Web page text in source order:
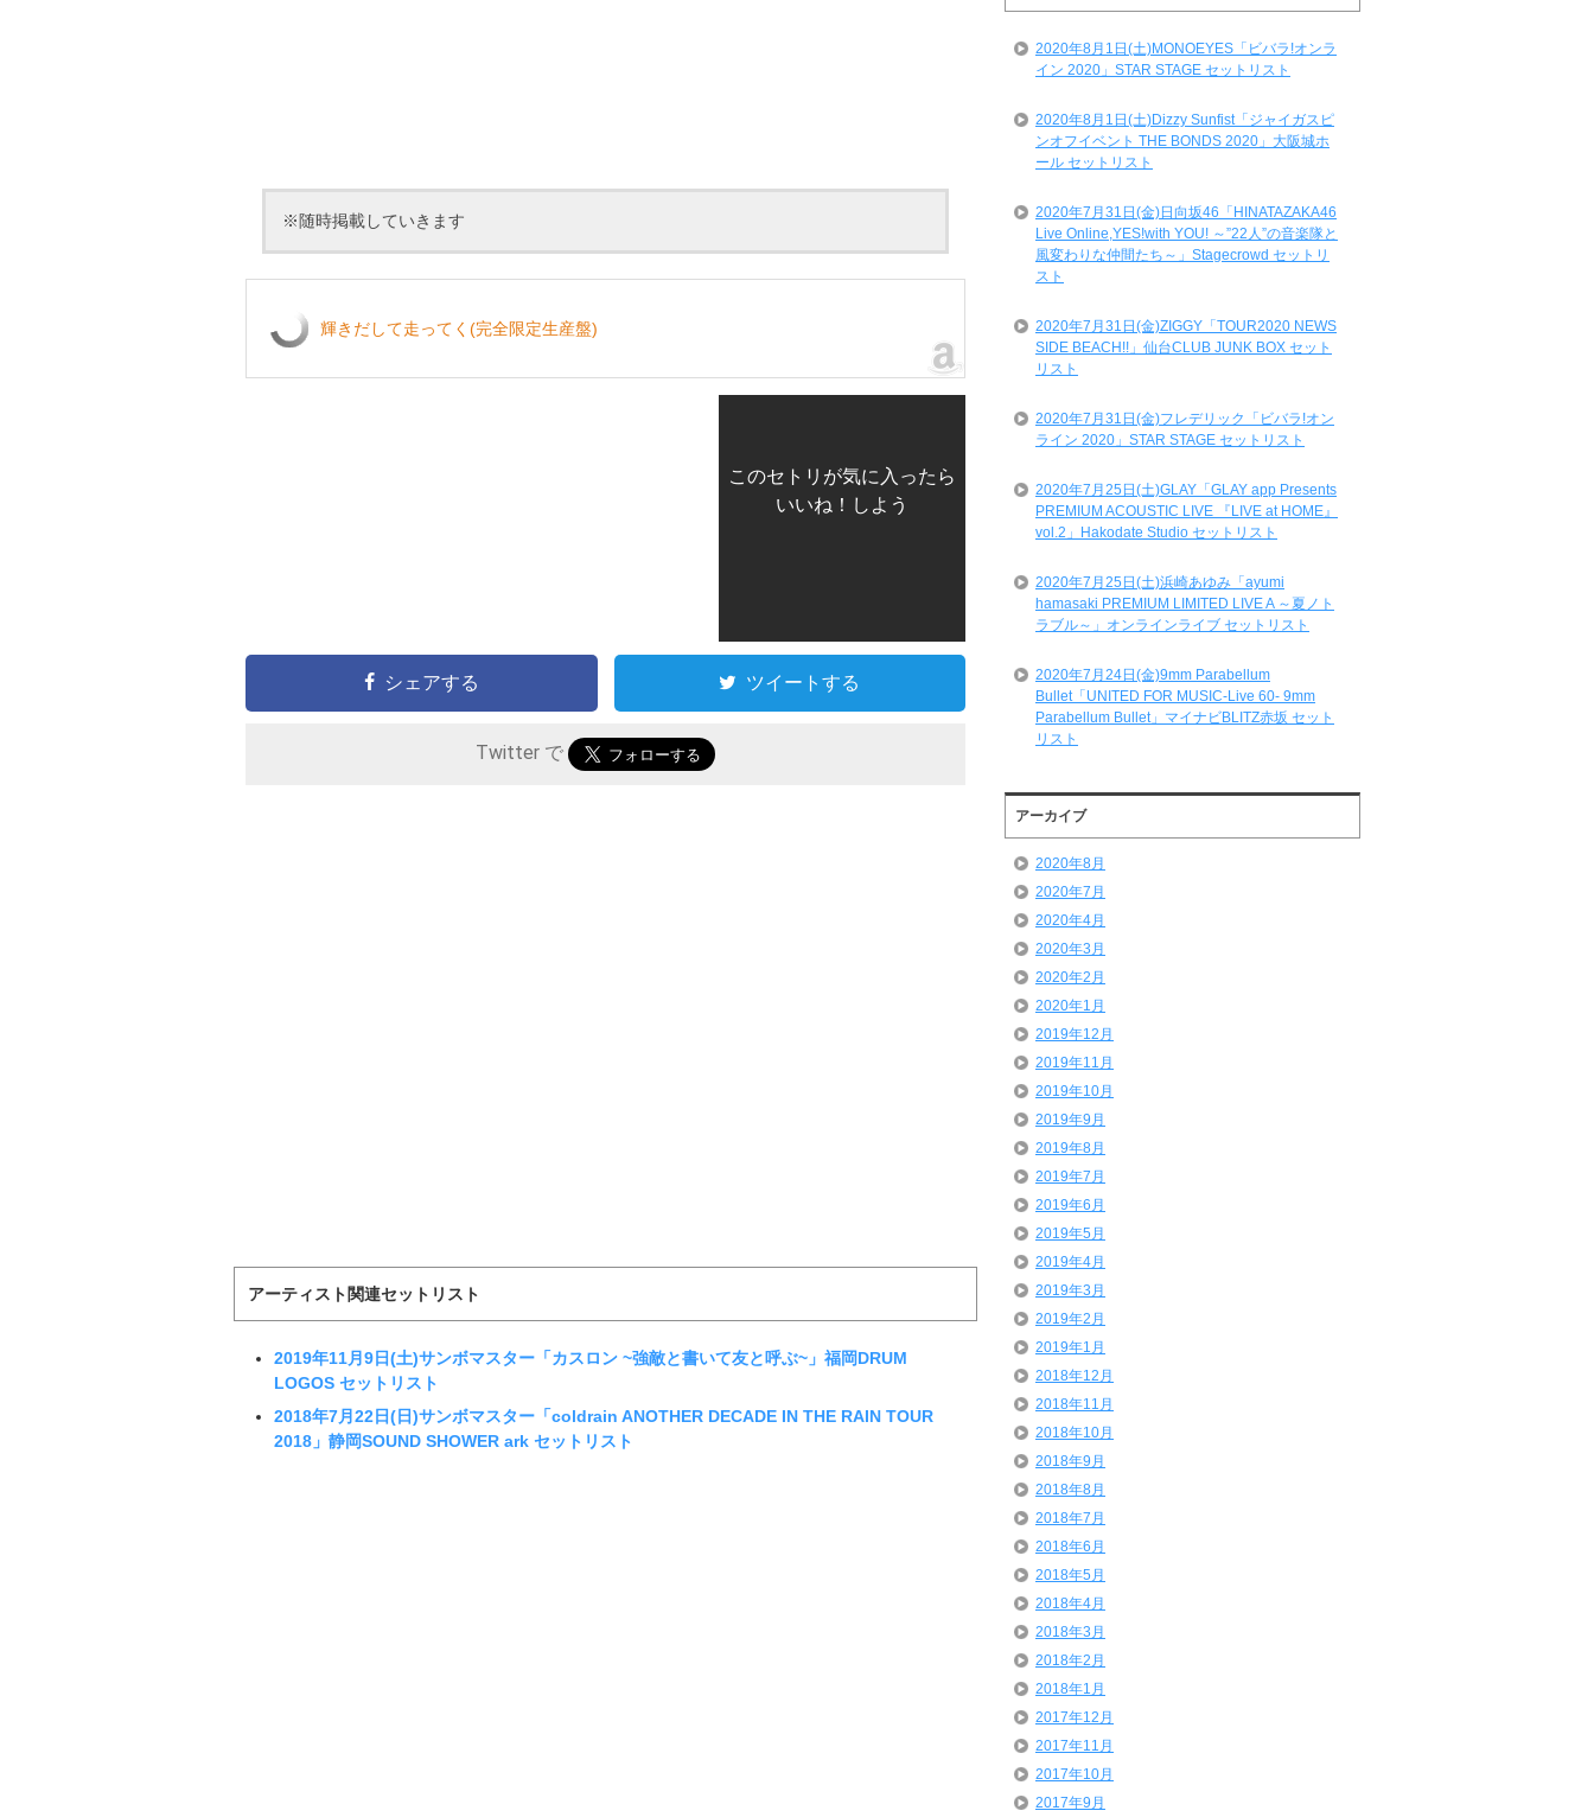
※随時掲載していきます
輝きだして走ってく(完全限定生産盤)
このセトリが気に入ったら
いいね！しよう
シェアする ツイートする
Twitter で
アーティスト関連セットリスト
2019年11月9日(土)サンボマスター「カスロン ~強敵と書いて友と呼ぶ~」福岡DRUM
LOGOS セットリスト
2018年7月22日(日)サンボマスター「coldrain ANOTHER DECADE IN THE RAIN TOUR
2018」静岡SOUND SHOWER ark セットリスト
ス
一
2020年8月1日(土)MONOEYES「ビバラ!オンラ
イン 2020」STAR STAGE セットリスト
2020年8月1日(土)Dizzy Sunfist「ジャイガスピ
ンオフイベント THE BONDS 2020」大阪城ホ
ール セットリスト
2020年7月31日(金)日向坂46「HINATAZAKA46
Live Online,YES!with YOU! ～”22人”の音楽隊と
風変わりな仲間たち～」Stagecrowd セットリ
スト
2020年7月31日(金)ZIGGY「TOUR2020 NEWS
SIDE BEACH!!」仙台CLUB JUNK BOX セット
リスト
2020年7月31日(金)フレデリック「ビバラ!オン
ライン 2020」STAR STAGE セットリスト
2020年7月25日(土)GLAY「GLAY app Presents
PREMIUM ACOUSTIC LIVE 『LIVE at HOME』
vol.2」Hakodate Studio セットリスト
2020年7月25日(土)浜崎あゆみ「ayumi
hamasaki PREMIUM LIMITED LIVE A ～夏ノト
ラブル～」オンラインライブ セットリスト
2020年7月24日(金)9mm Parabellum
Bullet「UNITED FOR MUSIC-Live 60- 9mm
Parabellum Bullet」マイナビBLITZ赤坂 セット
リスト
アーカイブ
2020年8月
2020年7月
2020年4月
2020年3月
2020年2月
2020年1月
2019年12月
2019年11月
2019年10月
2019年9月
2019年8月
2019年7月
2019年6月
2019年5月
2019年4月
2019年3月
2019年2月
2019年1月
2018年12月
2018年11月
2018年10月
2018年9月
2018年8月
2018年7月
2018年6月
2018年5月
2018年4月
2018年3月
2018年2月
2018年1月
2017年12月
2017年11月
2017年10月
2017年9月